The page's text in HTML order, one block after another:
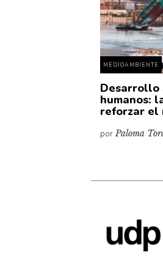
MEDIOAMBIENTE
Desarrollo
humanos:
reforzar el
porPaloma